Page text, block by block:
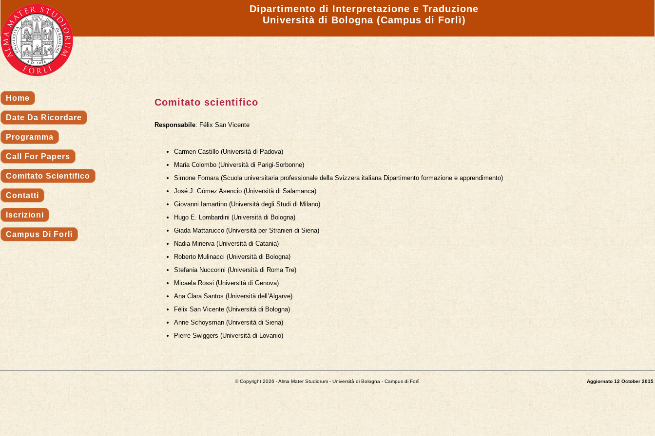
Dipartimento di Interpretazione e Traduzione
Università di Bologna (Campus di Forlì)
Home
Date Da Ricordare
Programma
Call For Papers
Comitato Scientifico
Contatti
Iscrizioni
Campus Di Forlì
Comitato scientifico
Responsabile: Félix San Vicente
Carmen Castillo (Università di Padova)
Maria Colombo (Università di Parigi-Sorbonne)
Simone Fornara (Scuola universitaria professionale della Svizzera italiana Dipartimento formazione e apprendimento)
José J. Gómez Asencio (Università di Salamanca)
Giovanni Iamartino (Università degli Studi di Milano)
Hugo E. Lombardini (Università di Bologna)
Giada Mattarucco (Università per Stranieri di Siena)
Nadia Minerva (Università di Catania)
Roberto Mulinacci (Università di Bologna)
Stefania Nuccorini (Università di Roma Tre)
Micaela Rossi (Università di Genova)
Ana Clara Santos (Università dell’Algarve)
Félix San Vicente (Università di Bologna)
Anne Schoysman (Università di Siena)
Pierre Swiggers (Università di Lovanio)
© Copyright 2026 - Alma Mater Studiorum - Università di Bologna - Campus di Forlì Aggiornato 12 October 2015